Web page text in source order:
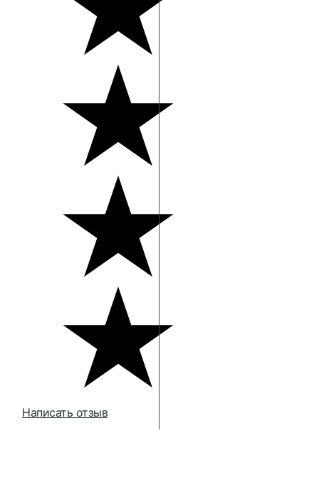
Написать отзыв